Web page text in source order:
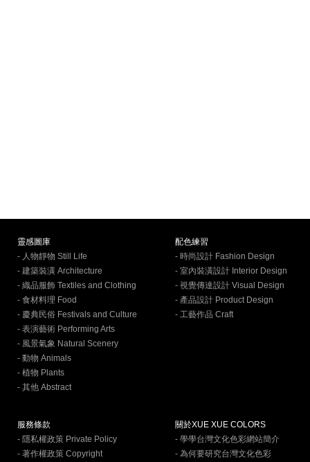
靈感圖庫
- 人物靜物 Still Life
- 建築裝潢 Architecture
- 織品服飾 Textiles and Clothing
- 食材料理 Food
- 慶典民俗 Festivals and Culture
- 表演藝術 Performing Arts
- 風景氣象 Natural Scenery
- 動物 Animals
- 植物 Plants
- 其他 Abstract
配色練習
- 時尚設計 Fashion Design
- 室內裝潢設計 Interior Design
- 視覺傳達設計 Visual Design
- 產品設計 Product Design
- 工藝作品 Craft
服務條款
- 隱私權政策 Private Policy
- 著作權政策 Copyright
關於XUE XUE COLORS
- 學學台灣文化色彩網站簡介
- 為何要研究台灣文化色彩